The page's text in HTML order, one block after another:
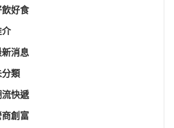
好食
消息
類
快遞
創富